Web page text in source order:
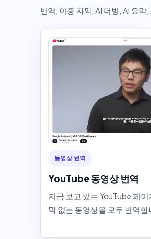
번역, 이중 자막, AI 더빙, AI 요
동영상 번역
YouTube 동영상 번역
지금 보고 있는 YouTube 페이
막 없는 동영상을 모두 번역합